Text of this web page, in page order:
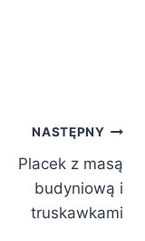
NASTĘPNY
Placek z masą
budyniową i
truskawkami